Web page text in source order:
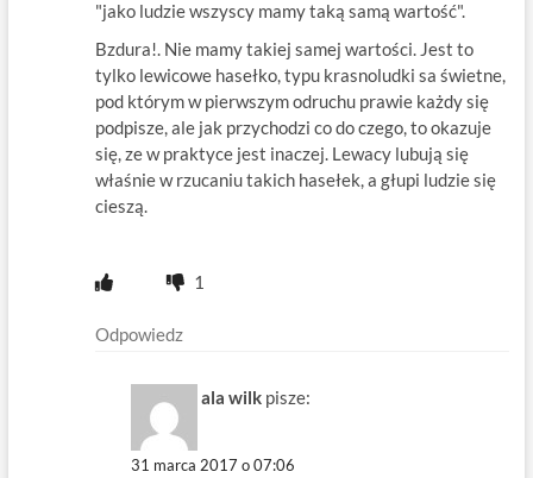
"jako ludzie wszyscy mamy taką samą wartość".
Bzdura!. Nie mamy takiej samej wartości. Jest to
tylko lewicowe hasełko, typu krasnoludki sa świetne,
pod którym w pierwszym odruchu prawie każdy się
podpisze, ale jak przychodzi co do czego, to okazuje
się, ze w praktyce jest inaczej. Lewacy lubują się
właśnie w rzucaniu takich hasełek, a głupi ludzie się
cieszą.
1
Odpowiedz
ala wilk pisze:
31 marca 2017 o 07:06